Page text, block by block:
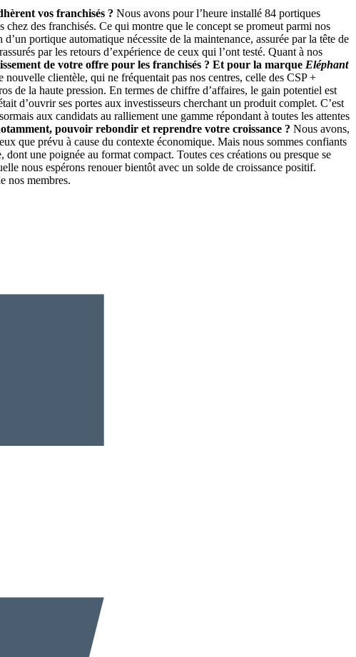
vos franchisés ? Nous avons pour l’heure installé 84 portiques
des franchisés. Ce qui montre que le concept se promeut parmi nos
portique automatique nécessite de la maintenance, assurée par la tête de
par les retours d’expérience de ceux qui l’ont testé. Quant à nos
de votre offre pour les franchisés ? Et pour la marque Eléphant
clientèle, qui ne fréquentait pas nos centres, celle des CSP +
de la haute pression. En termes de chiffre d’affaires, le gain potentiel est
d’ouvrir ses portes aux investisseurs cherchant un produit complet. C’est
aux candidats au ralliement une gamme répondant à toutes les attentes
pouvoir rebondir et reprendre votre croissance ? Nous avons,
que prévu à cause du contexte économique. Mais nous sommes confiants
une poignée au format compact. Toutes ces créations ou presque se
nous espérons renouer bientôt avec un solde de croissance positif.
nos membres.